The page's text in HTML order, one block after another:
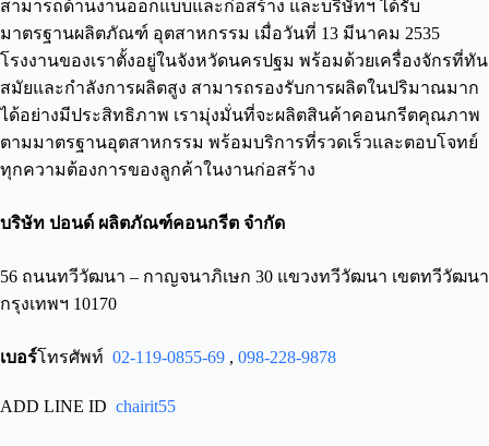
สามารถด้านงานออกแบบและก่อสร้าง และบริษัทฯ ได้รับ
มาตรฐานผลิตภัณฑ์ อุตสาหกรรม เมื่อวันที่ 13 มีนาคม 2535
โรงงานของเราตั้งอยู่ในจังหวัดนครปฐม พร้อมด้วยเครื่องจักรที่ทัน
สมัยและกำลังการผลิตสูง สามารถรองรับการผลิตในปริมาณมาก
ได้อย่างมีประสิทธิภาพ เรามุ่งมั่นที่จะผลิตสินค้าคอนกรีตคุณภาพ
ตามมาตรฐานอุตสาหกรรม พร้อมบริการที่รวดเร็วและตอบโจทย์
ทุกความต้องการของลูกค้าในงานก่อสร้าง
บริษัท ปอนด์ ผลิตภัณฑ์คอนกรีต จำกัด
56 ถนนทวีวัฒนา – กาญจนาภิเษก 30 แขวงทวีวัฒนา เขตทวีวัฒนา
กรุงเทพฯ 10170
เบอร์โทรศัพท์ 02-119-0855-69 , 098-228-9878
ADD LINE ID chairit55